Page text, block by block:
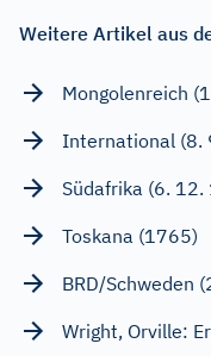
Weitere Artikel aus
Mongolenreich
International (8.
Südafrika (6. 12.
Toskana (1765)
BRD/Schweden
Wright, Orville: